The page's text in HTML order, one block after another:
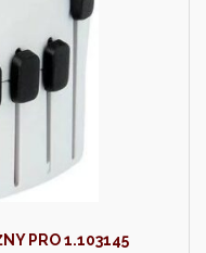
PRO 1.103145